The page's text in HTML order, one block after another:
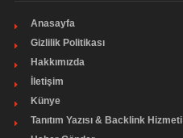
Anasayfa
Gizlilik Politikası
Hakkımızda
İletişim
Künye
Tanıtım Yazısı & Backlink Hizmeti